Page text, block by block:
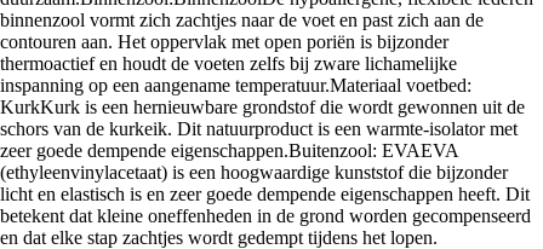
binnenzool vormt zich zachtjes naar de voet en past zich aan de
contouren aan. Het oppervlak met open poriën is bijzonder
thermoactief en houdt de voeten zelfs bij zware lichamelijke
inspanning op een aangename temperatuur.Materiaal voetbed:
KurkKurk is een hernieuwbare grondstof die wordt gewonnen uit de
schors van de kurkeik. Dit natuurproduct is een warmte-isolator met
zeer goede dempende eigenschappen.Buitenzool: EVAEVA
(ethyleenvinylacetaat) is een hoogwaardige kunststof die bijzonder
licht en elastisch is en zeer goede dempende eigenschappen heeft. Dit
betekent dat kleine oneffenheden in de grond worden gecompenseerd
en dat elke stap zachtjes wordt gedempt tijdens het lopen.